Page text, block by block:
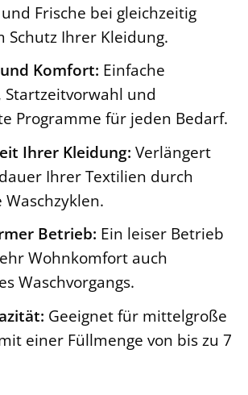
Frische bei gleichzeitig
Schutz Ihrer Kleidung.
Komfort: Einfache
Startzeitvorwahl und
Programme für jeden Bedarf.
Ihrer Kleidung: Verlängert
Ihrer Textilien durch
Waschzyklen.
Betrieb: Ein leiser Betrieb
Wohnkomfort auch
Waschvorgangs.
Geeignet für mittelgroße
einer Füllmenge von bis zu 7